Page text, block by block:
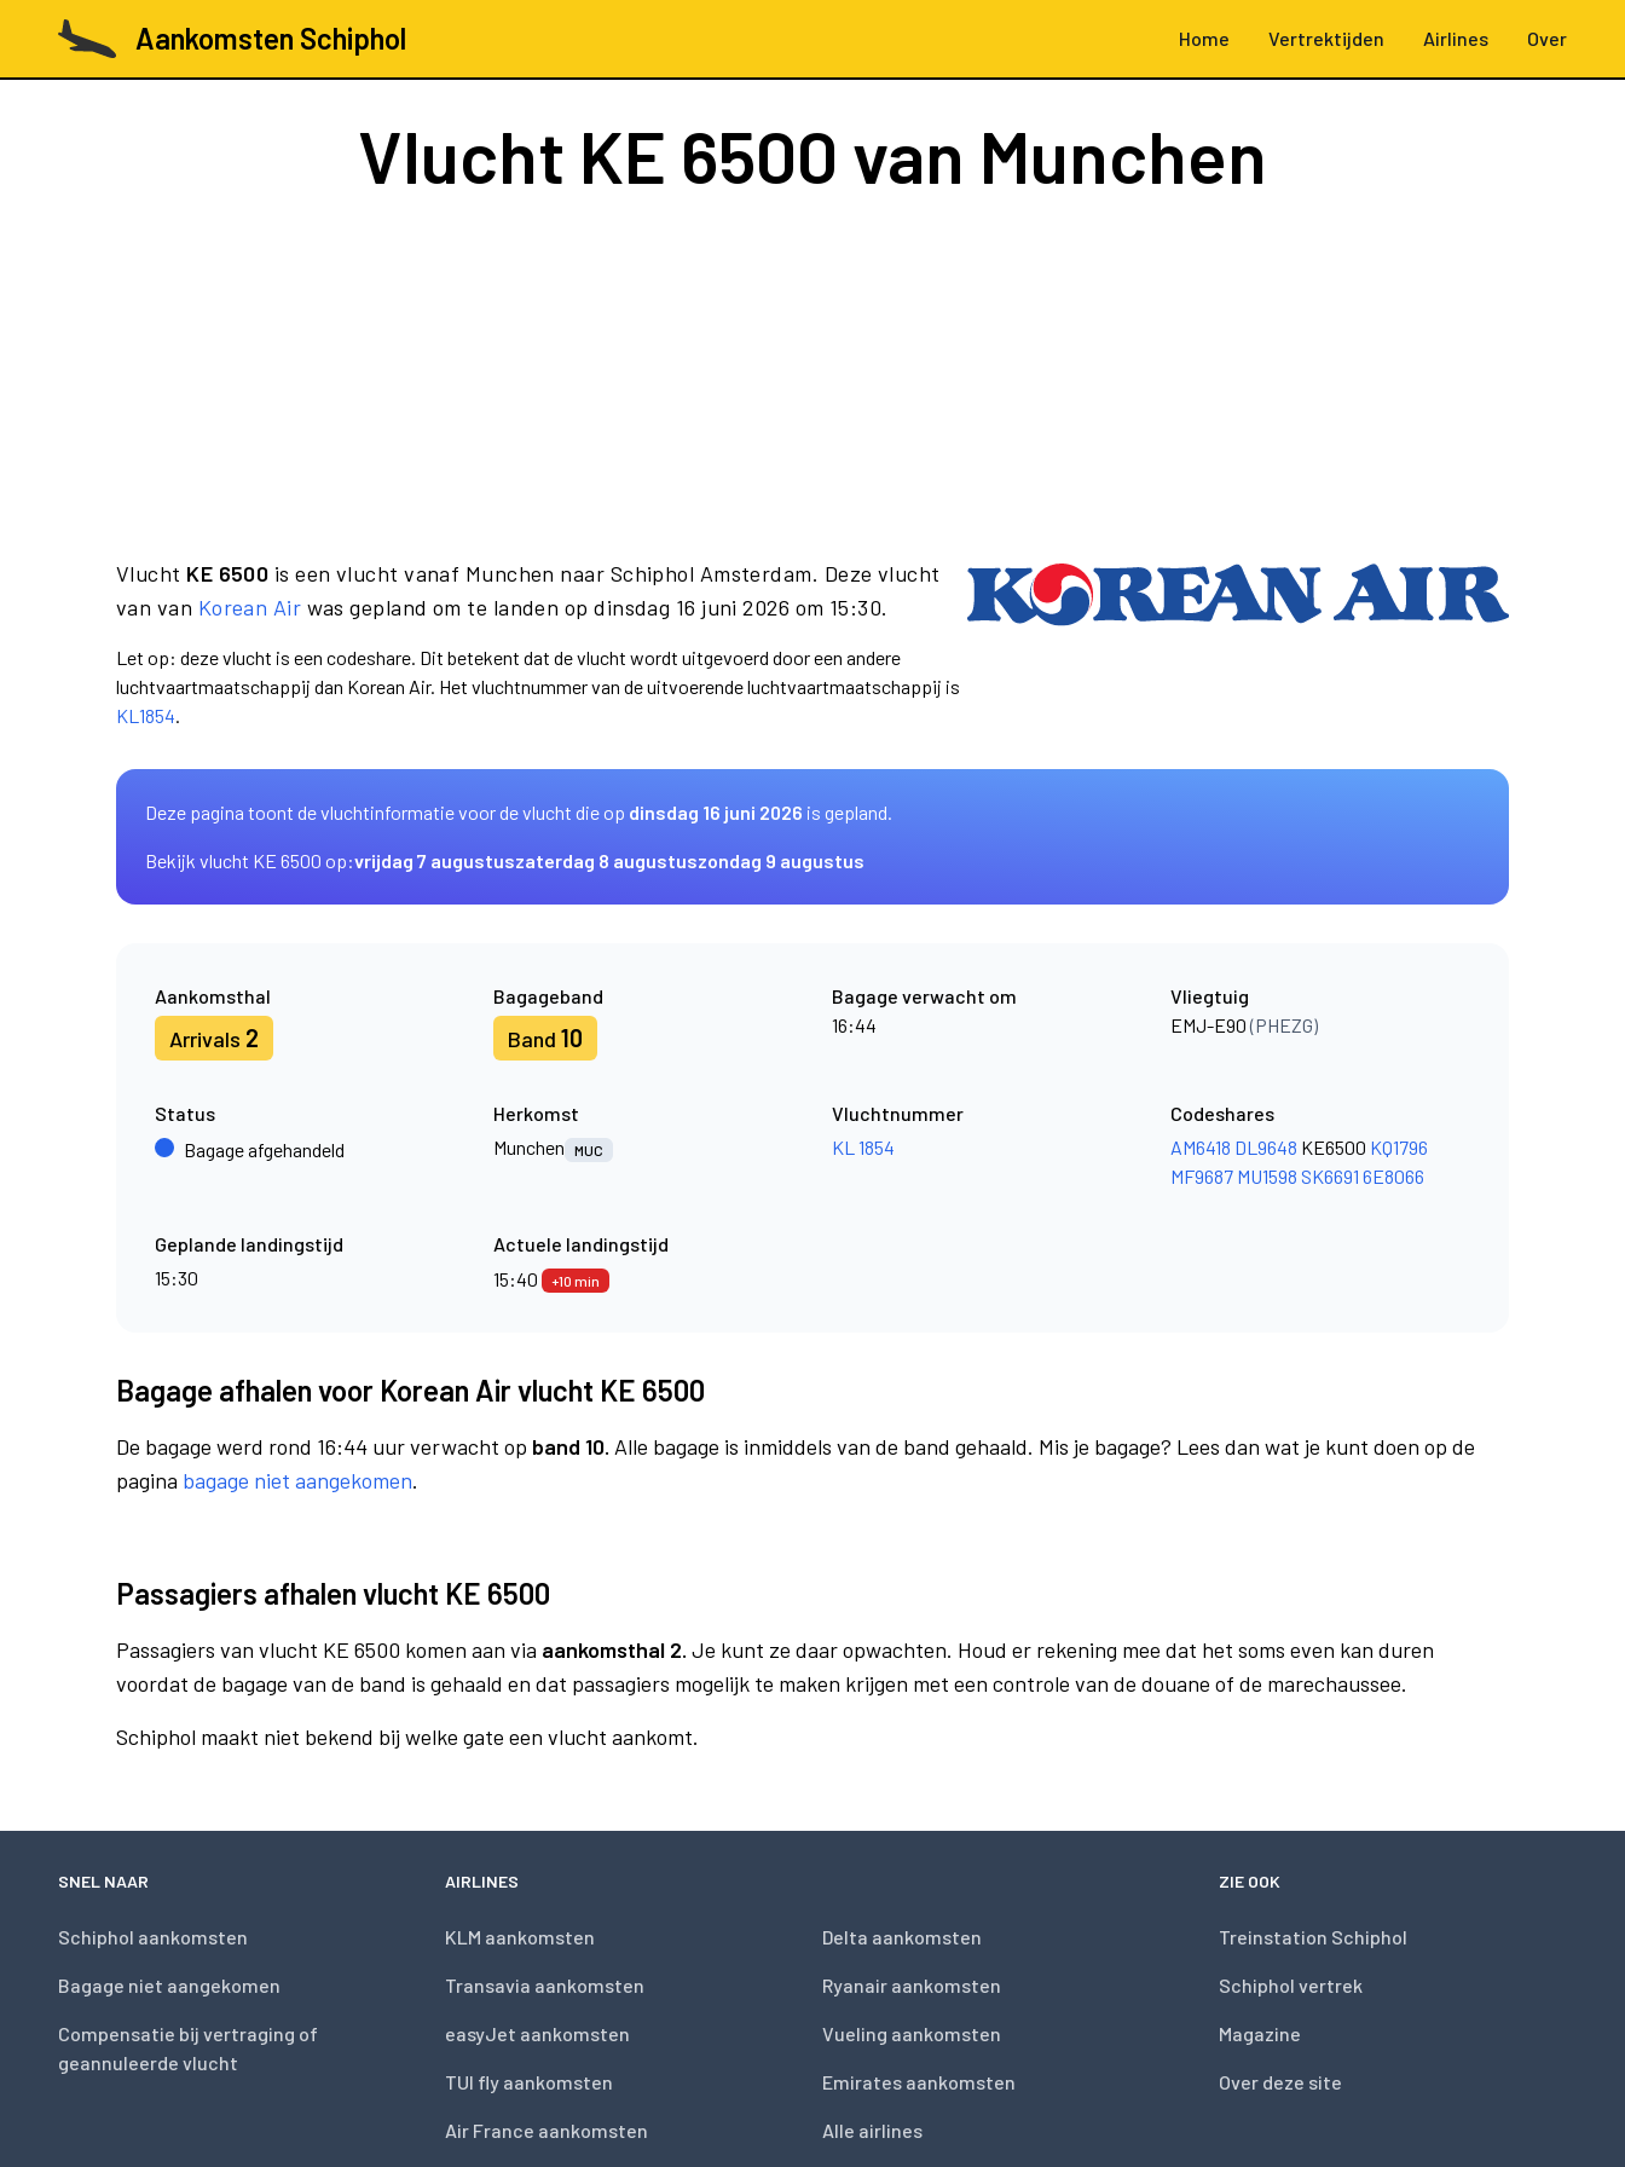
Aankomsten Schiphol Home Vertrektijden Airlines Over
Vlucht KE 6500 van Munchen
Vlucht KE 6500 is een vlucht vanaf Munchen naar Schiphol Amsterdam. Deze vlucht
van van Korean Air was gepland om te landen op dinsdag 16 juni 2026 om 15:30.
Let op: deze vlucht is een codeshare. Dit betekent dat de vlucht wordt uitgevoerd door een andere
luchtvaartmaatschappij dan Korean Air. Het vluchtnummer van de uitvoerende luchtvaartmaatschappij is
KL1854.
Deze pagina toont de vluchtinformatie voor de vlucht die op dinsdag 16 juni 2026 is gepland.
Bekijk vlucht KE 6500 op:vrijdag 7 augustuszaterdag 8 augustuszondag 9 augustus
Aankomsthal
Arrivals 2
Bagageband
Band 10
Bagage verwacht om
16:44
Vliegtuig
EMJ-E90(PHEZG)
Status
Bagage afgehandeld
Herkomst
Munchen
MUC
Vluchtnummer
KL 1854
Codeshares
AM6418 DL9648 KE6500 KQ1796
MF9687 MU1598 SK6691 6E8066
Geplande landingstijd
15:30
Actuele landingstijd
15:40
+10 min
Bagage afhalen voor Korean Air vlucht KE 6500
De bagage werd rond 16:44 uur verwacht op band 10. Alle bagage is inmiddels van de band gehaald. Mis je bagage? Lees dan wat je kunt doen op de
pagina bagage niet aangekomen.
Passagiers afhalen vlucht KE 6500
Passagiers van vlucht KE 6500 komen aan via aankomsthal 2. Je kunt ze daar opwachten. Houd er rekening mee dat het soms even kan duren
voordat de bagage van de band is gehaald en dat passagiers mogelijk te maken krijgen met een controle van de douane of de marechaussee.
Schiphol maakt niet bekend bij welke gate een vlucht aankomt.
SNEL NAAR
Schiphol aankomsten
Bagage niet aangekomen
Compensatie bij vertraging of
geannuleerde vlucht
AIRLINES
KLM aankomsten
Transavia aankomsten
easyJet aankomsten
TUI fly aankomsten
Air France aankomsten
Delta aankomsten
Ryanair aankomsten
Vueling aankomsten
Emirates aankomsten
Alle airlines
ZIE OOK
Treinstation Schiphol
Schiphol vertrek
Magazine
Over deze site